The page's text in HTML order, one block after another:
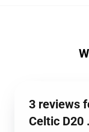
3 reviews
Celtic D20